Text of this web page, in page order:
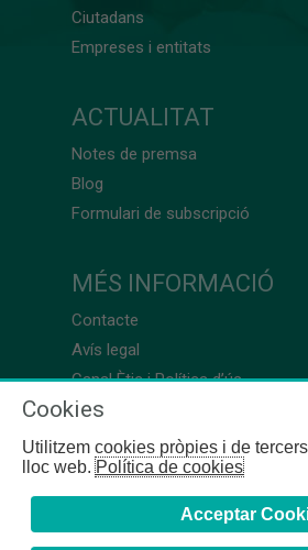
Ciutadans
Empreses i entitats
ACTUALITAT
Notes de premsa
Blog
Formulari de subscripció
MÉS INFORMACIÓ
Contacte
Avís legal
Canal Ètic i Política d’ús
Cookies
Utilitzem cookies pròpies i de
lloc web.Política de cookies
Acceptar